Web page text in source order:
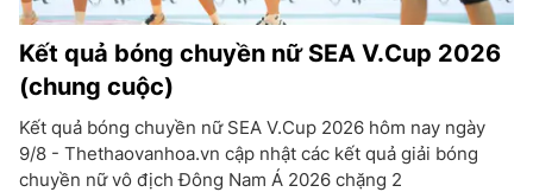
Kết quả bóng chuyền nữ SEA V.Cup 2026
(chung cuộc)
Kết quả bóng chuyền nữ SEA V.Cup 2026 hôm nay ngày
9/8 - Thethaovanhoa.vn cập nhật các kết quả giải bóng
chuyền nữ vô địch Đông Nam Á 2026 chặng 2